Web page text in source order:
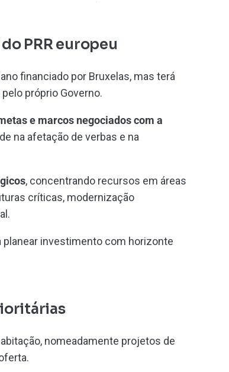
PRR europeu
financiado por Bruxelas, mas terá
próprio Governo.
e marcos negociados com a
na afetação de verbas e na
, concentrando recursos em áreas
críticas, modernização
planear investimento com horizonte
nomeadamente projetos de